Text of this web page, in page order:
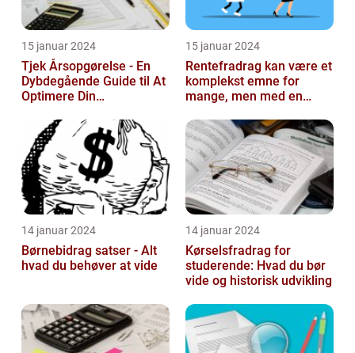
15 januar 2024
Tjek Årsopgørelse - En
Dybdegående Guide til At
Optimere Din
15 januar 2024
Rentefradrag kan være et
komplekst emne for
mange, men med en
kan man nemt og ...
14 januar 2024
Børnebidrag satser - Alt
hvad du behøver at vide
14 januar 2024
Kørselsfradrag for
studerende: Hvad du bør
vide og historisk udvikling